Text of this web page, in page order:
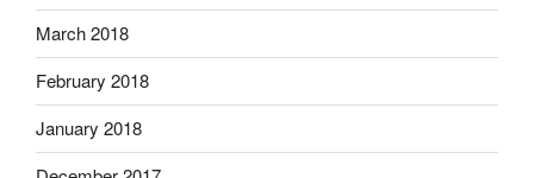
March 2018
February 2018
January 2018